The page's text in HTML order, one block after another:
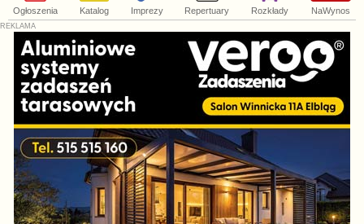
Ogłoszenia Katalog Imprezy Repertuary Rozkłady NaWynos